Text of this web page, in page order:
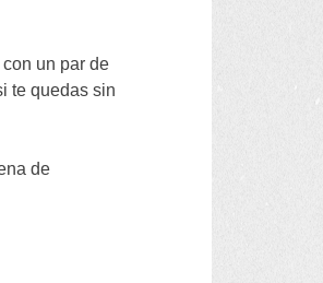
un par de
te quedas sin
de